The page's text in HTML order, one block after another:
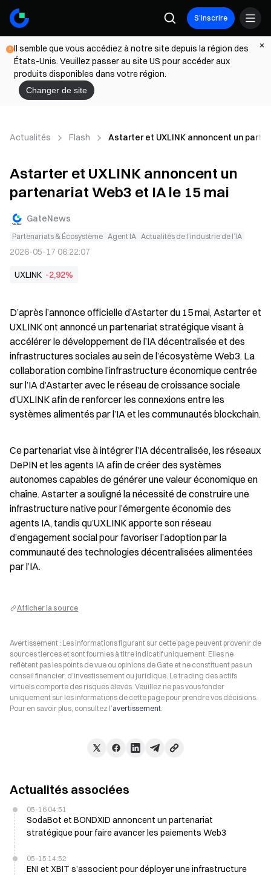
S’inscrire
Il semble que vous accédiez à notre site depuis la région des
États-Unis. Veuillez passer au site US pour accéder aux
produits disponibles dans votre région.
Changer de site
Actualités Flash Astarter et UXLINK annoncent un
Astarter et UXLINK annoncent un
partenariat Web3 et IA le 15 mai
GateNews
Partenariats & Écosystème Agent IA Actualités de l’industrie de l’IA
2026-05-17 06:22:07
UXLINK -2,92%
D’après l’annonce officielle d’Astarter du 15 mai, Astarter et
UXLINK ont annoncé un partenariat stratégique visant à
accélérer le développement de l’IA décentralisée et des
infrastructures sociales au sein de l’écosystème Web3. La
collaboration combine l’infrastructure économique centrée
sur l’IA d’Astarter avec le réseau de croissance sociale
d’UXLINK afin de renforcer les connexions entre les
systèmes alimentés par l’IA et les communautés blockchain.
Ce partenariat vise à intégrer l’IA décentralisée, les réseaux
DePIN et les agents IA afin de créer des systèmes
autonomes capables de générer une valeur économique en
chaîne. Astarter a souligné la nécessité de construire une
infrastructure native pour l’émergente économie des
agents IA, tandis qu’UXLINK apporte son réseau
d’engagement social pour favoriser l’adoption par la
communauté des technologies décentralisées alimentées
par l’IA.
Afficher la source
Avertissement : Les informations figurant sur cette page peuvent provenir de
sources tierces et sont fournies à titre indicatif uniquement. Elles ne
reflètent pas les points de vue ou opinions de Gate et ne constituent pas un
conseil financier, d’investissement ou juridique. Le trading des actifs
virtuels comporte des risques élevés. Veuillez ne pas vous fonder
uniquement sur les informations de cette page pour prendre vos décisions.
Pour en savoir plus, consultez l’avertissement.
Actualités associées
05-16 04:51
SodaBot et BONDXID annoncent un partenariat
stratégique pour faire avancer les paiements Web3
05-15 14:52
ENI et XBIT s’associent pour déployer une infrastructure